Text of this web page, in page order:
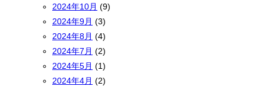
2024年10月 (9)
2024年9月 (3)
2024年8月 (4)
2024年7月 (2)
2024年5月 (1)
2024年4月 (2)